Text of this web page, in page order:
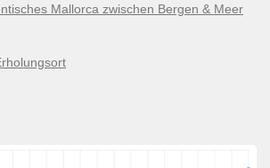
Mallorca zwischen Bergen & Meer